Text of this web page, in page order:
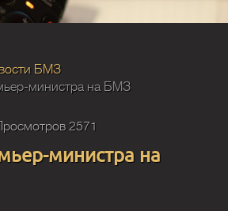
БМЗ
министра на БМЗ
2571
министра на